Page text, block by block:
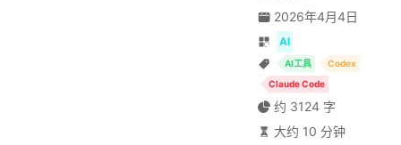
2026年4月4日
AI
AI工具
Codex
Claude Code
约 3124 字
大约 10 分钟